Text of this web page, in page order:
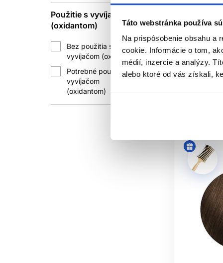
Táto webstránka používa
Na prispôsobenie obsahu a
cookie. Informácie o tom,
médií, inzercie a analýzy.
alebo ktoré od vás získali,
Farbu chráňte pred nadmerným
Pred službou si zapíšte použitú
zopakovať alebo
Pri korekcii, neznámej histórii, veľmi
MÔŽEM
Iba ak to
Použitie s vyvíjačom
(oxidantom)
Bez použitia s
vyvíjačom (oxidantom)
9
Potrebné použitie s
vyvíjačom
(oxidantom)
amoniaku
L'Oréal
Oxidačné
11.50 €